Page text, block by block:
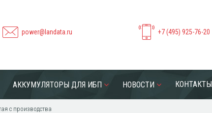
power@landata.ru +7 (495) 925-76-20
АККУМУЛЯТОРЫ ДЛЯ ИБП НОВОСТИ КОНТАКТЫ
с производства